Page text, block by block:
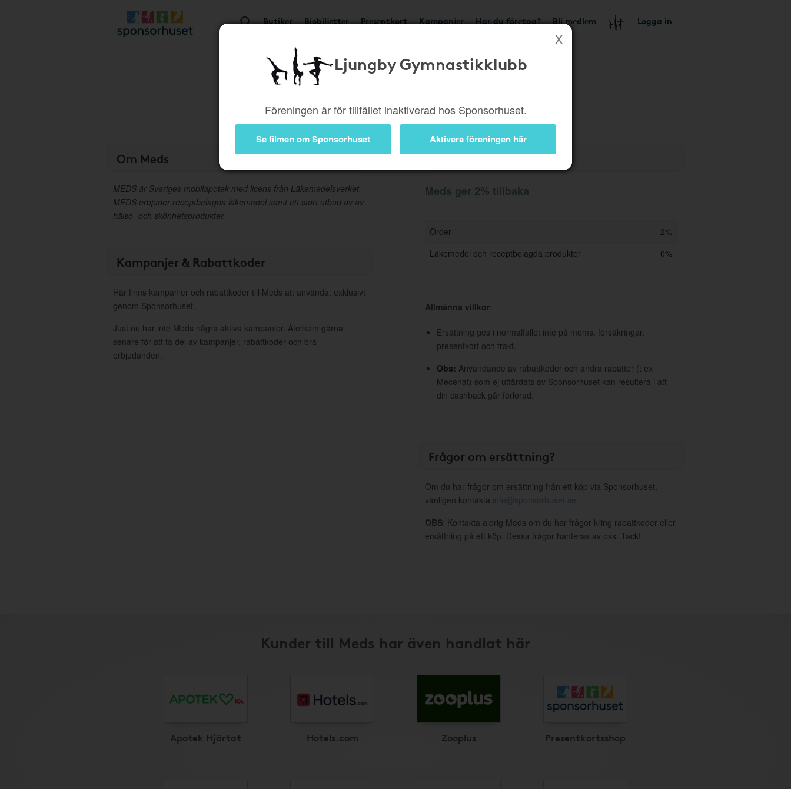
Butiker Biobiljetter Presentkort Kampanjer Har du företag? Bli medlem Logga in
Ljungby Gymnastikklubb
Föreningen är för tillfället inaktiverad hos Sponsorhuset.
Se filmen om Sponsorhuset Aktivera föreningen här
Om Meds
MEDS är Sveriges mobilapotek med licens från Läkemedelsverket.
MEDS erbjuder receptbelagda läkemedel samt ett stort utbud av av
hälso- och skönhetsprodukter.
Kampanjer & Rabattkoder
Här finns kampanjer och rabattkoder till Meds att använda, exklusivt
genom Sponsorhuset.
Just nu har inte Meds några aktiva kampanjer. Återkom gärna
senare för att ta del av kampanjer, rabattkoder och bra
erbjudanden.
Information
Meds ger 2% tillbaka
Order
2%
Läkemedel och receptbelagda produkter
0%
Allmänna villkor:
Ersättning ges i normalfallet inte på moms, försäkringar,
presentkort och frakt.
Obs: Användande av rabattkoder och andra rabatter (t ex
Mecenat) som ej utfärdats av Sponsorhuset kan resultera i att
din cashback går förlorad.
Frågor om ersättning?
Om du har frågor om ersättning från ett köp via Sponsorhuset,
vänligen kontakta info@sponsorhuset.se
OBS: Kontakta aldrig Meds om du har frågor kring rabattkoder eller
ersättning på ett köp. Dessa frågor hanteras av oss. Tack!
Kunder till Meds har även handlat här
Apotek Hjärtat Hotels.com Zooplus Presentkortsshop